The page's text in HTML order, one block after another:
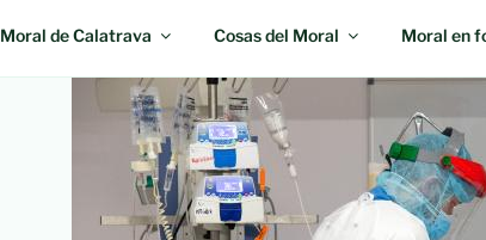
Moral de Calatrava Cosas del Moral Moral en